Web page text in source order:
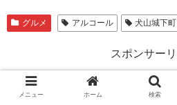
グルメ アルコール 犬山城下町
スポンサー
メニュー ホーム 検索